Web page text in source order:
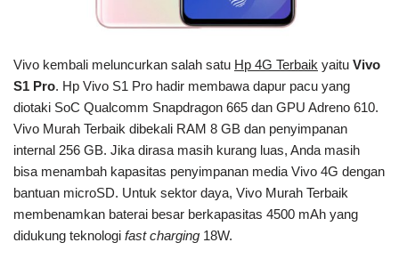
Vivo kembali meluncurkan salah satu Hp 4G Terbaik yaitu Vivo
S1 Pro. Hp Vivo S1 Pro hadir membawa dapur pacu yang
diotaki SoC Qualcomm Snapdragon 665 dan GPU Adreno 610.
Vivo Murah Terbaik dibekali RAM 8 GB dan penyimpanan
internal 256 GB. Jika dirasa masih kurang luas, Anda masih
bisa menambah kapasitas penyimpanan media Vivo 4G dengan
bantuan microSD. Untuk sektor daya, Vivo Murah Terbaik
membenamkan baterai besar berkapasitas 4500 mAh yang
didukung teknologi fast charging 18W.